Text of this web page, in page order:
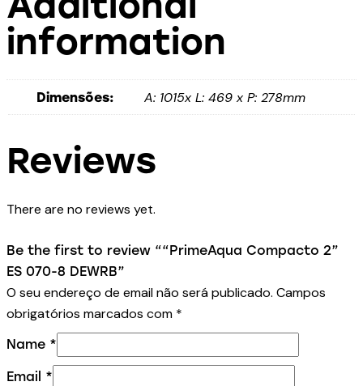
information
Dimensões: A: 1015x L: 469 x P: 278mm
Reviews
There are no reviews yet.
Be the first to review ““PrimeAqua Compacto 2”
ES 070-8 DEWRB”
O seu endereço de email não será publicado. Campos
obrigatórios marcados com *
Name *
Email *